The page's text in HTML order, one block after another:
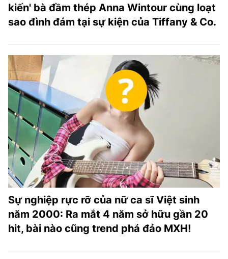
kiến' bà đầm thép Anna Wintour cùng loạt
sao đình đám tại sự kiện của Tiffany & Co.
Sự nghiệp rực rỡ của nữ ca sĩ Việt sinh
năm 2000: Ra mắt 4 năm sở hữu gần 20
hit, bài nào cũng trend phá đảo MXH!